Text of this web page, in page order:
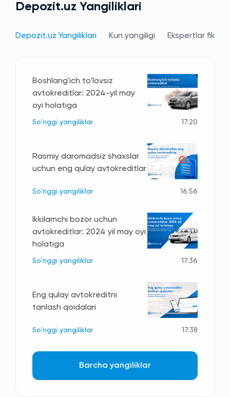
Depozit.uz Yangiliklari
Depozit.uz Yangiliklari Kun yangiligi Ekspertlar fikri
Boshlang'ich to'lovsiz
avtokreditlar: 2024-yil may
oyi holatiga
So'nggi yangiliklar 17:20
Rasmiy daromadsiz shaxslar
uchun eng qulay avtokreditlar
So'nggi yangiliklar 16:56
Ikkilamchi bozor uchun
avtokreditlar: 2024 yil may oyi
holatiga
So'nggi yangiliklar 17:36
Eng qulay avtokreditni
tanlash qoidalari
So'nggi yangiliklar 17:38
Barcha yangiliklar